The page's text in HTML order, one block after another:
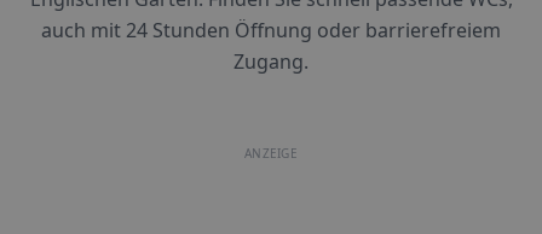
auch mit 24 Stunden Öffnung oder barrierefreiem
Zugang.
ANZEIGE